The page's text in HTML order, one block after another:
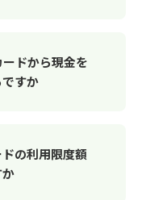
ドから現金を
すか
の利用限度額